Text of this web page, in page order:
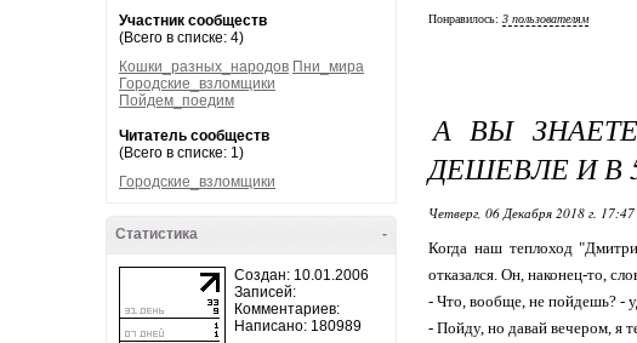
Участник сообществ
(Всего в списке: 4)
Кошки_разных_народов Пни_мира
Городские_взломщики
Пойдем_поедим
Читатель сообществ
(Всего в списке: 1)
Городские_взломщики
-
Статистика
Создан: 10.01.2006
Записей:
Комментариев:
Написано: 180989
Понравилось: 3 пользователям
А ВЫ
ДЕШЕВЛЕ И В
Четверг, 06 Декабря 2018 г. 17:47
Когда наш теплоход
отказался. Он, наконец-то,
- Что, вообще, не пойдешь? -
- Пойду, но давай вечером, я